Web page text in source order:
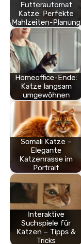
Futterautomat
Katze: Perfekte
Mahlzeiten-Planung
Homeoffice-Ende:
Katze langsam
umgewöhnen
Somali Katze –
Elegante
Katzenrasse im
Portrait
Interaktive
Suchspiele für
Katzen – Tipps &
Tricks